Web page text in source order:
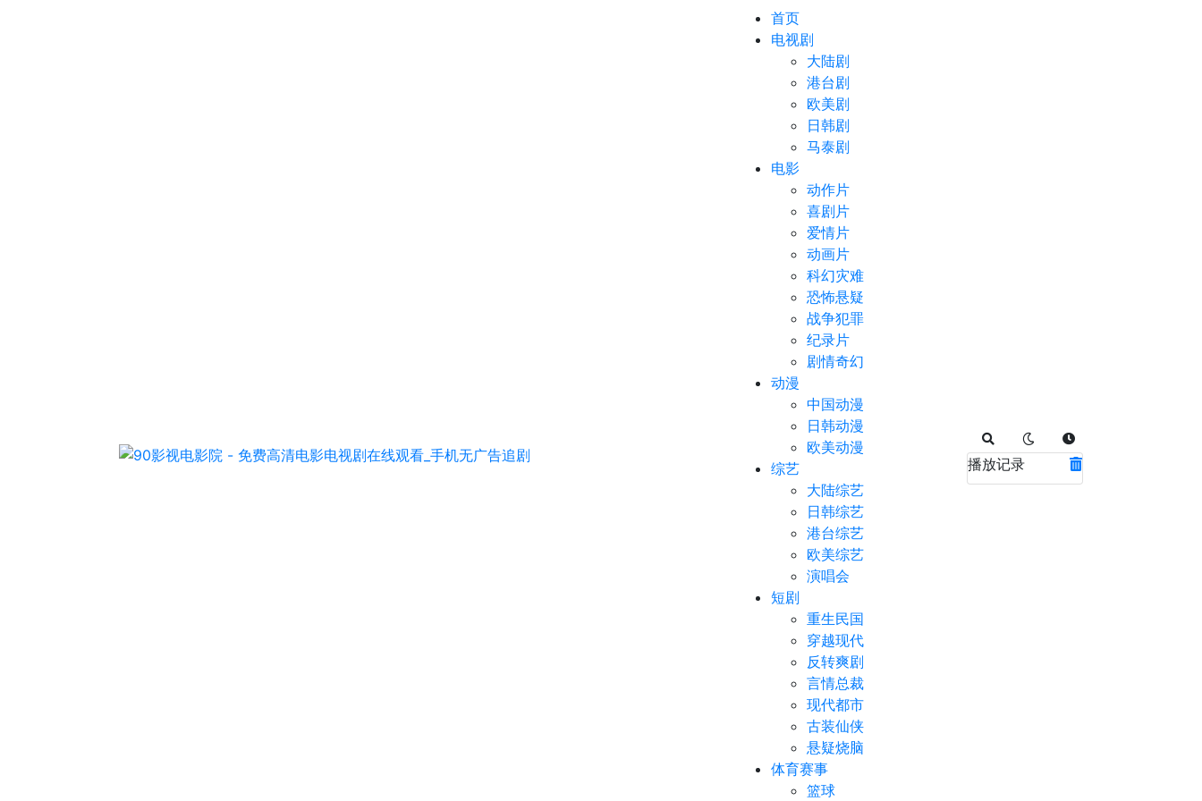
首页
电视剧
大陆剧
港台剧
欧美剧
日韩剧
马泰剧
电影
动作片
喜剧片
爱情片
动画片
科幻灾难
恐怖悬疑
战争犯罪
纪录片
剧情奇幻
动漫
中国动漫
日韩动漫
欧美动漫
综艺
大陆综艺
日韩综艺
港台综艺
欧美综艺
演唱会
短剧
重生民国
穿越现代
反转爽剧
言情总裁
现代都市
古装仙侠
悬疑烧脑
体育赛事
篮球
播放记录